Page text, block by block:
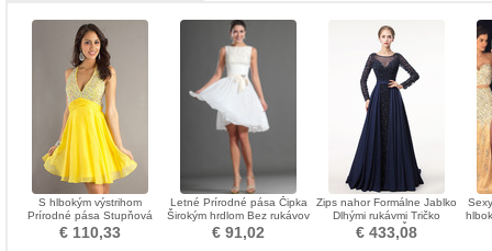
S hlbokým výstrihom
Prírodné pása Stupňová
Hlboký výstrih Prom Obleko
€ 110,33
Letné Prírodné pása Čipka
Širokým hrdlom Bez rukávov
Prom Obleko
€ 91,02
Zips nahor Formálne Jablko
Dlhými rukávmi Tričko
Stužková Šaty
€ 433,08